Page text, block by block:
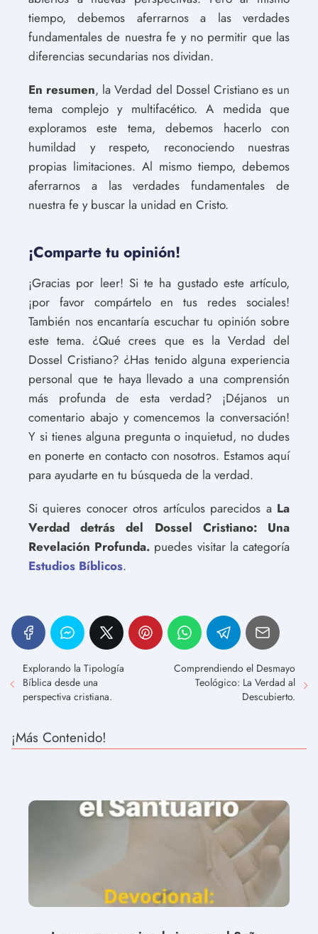
tiempo, debemos aferrarnos a las verdades
fundamentales de nuestra fe y no permitir que las
diferencias secundarias nos dividan.
En resumen, la Verdad del Dossel Cristiano es un
tema complejo y multifacético. A medida que
exploramos este tema, debemos hacerlo con
humildad y respeto, reconociendo nuestras
propias limitaciones. Al mismo tiempo, debemos
aferrarnos a las verdades fundamentales de
nuestra fe y buscar la unidad en Cristo.
¡Comparte tu opinión!
¡Gracias por leer! Si te ha gustado este artículo,
¡por favor compártelo en tus redes sociales!
También nos encantaría escuchar tu opinión sobre
este tema. ¿Qué crees que es la Verdad del
Dossel Cristiano? ¿Has tenido alguna experiencia
personal que te haya llevado a una comprensión
más profunda de esta verdad? ¡Déjanos un
comentario abajo y comencemos la conversación!
Y si tienes alguna pregunta o inquietud, no dudes
en ponerte en contacto con nosotros. Estamos aquí
para ayudarte en tu búsqueda de la verdad.
Si quieres conocer otros artículos parecidos a La
Verdad detrás del Dossel Cristiano: Una
Revelación Profunda. puedes visitar la categoría
Estudios Bíblicos.
Explorando la Tipología
Bíblica desde una
perspectiva cristiana.
Comprendiendo el Desmayo
Teológico: La Verdad al
Descubierto.
¡Más Contenido!